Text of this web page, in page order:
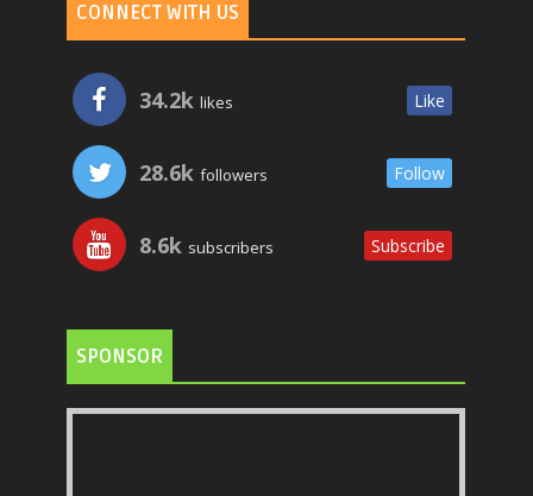
CONNECT WITH US
34.2k likes Like
28.6k followers Follow
8.6k subscribers Subscribe
SPONSOR